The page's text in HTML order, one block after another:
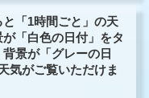
「1時間ごと」の天
「白色の日付」をタ
景が「グレーの日
気がご覧いただけま